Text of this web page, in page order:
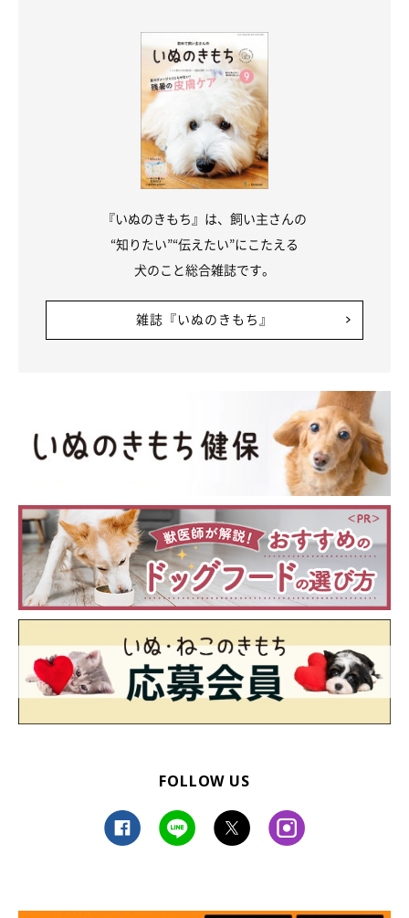
『いぬのきもち』は、飼い主さんの
“知りたい”“伝えたい”にこたえる
犬のこと総合雑誌です。
雑誌『いぬのきもち』
FOLLOW US